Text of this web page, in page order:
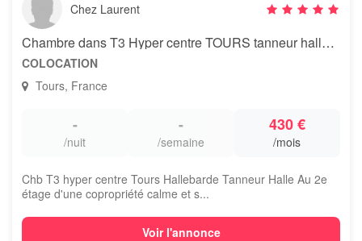
Chez Laurent
Chambre dans T3 Hyper centre TOURS tanneur hallebarde coloc filles
COLOCATION
Tours, France
-
/nuit
-
/semaine
430 €
/mois
Chb T3 hyper centre Tours Hallebarde Tanneur Halle Au 2e
étage d'une copropriété calme et s...
Voir l'annonce